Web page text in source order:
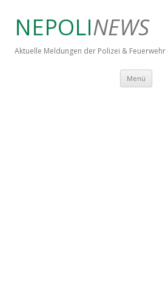
NEPOLINEWS
Aktuelle Meldungen der Polizei & Feuerwehr
Menü